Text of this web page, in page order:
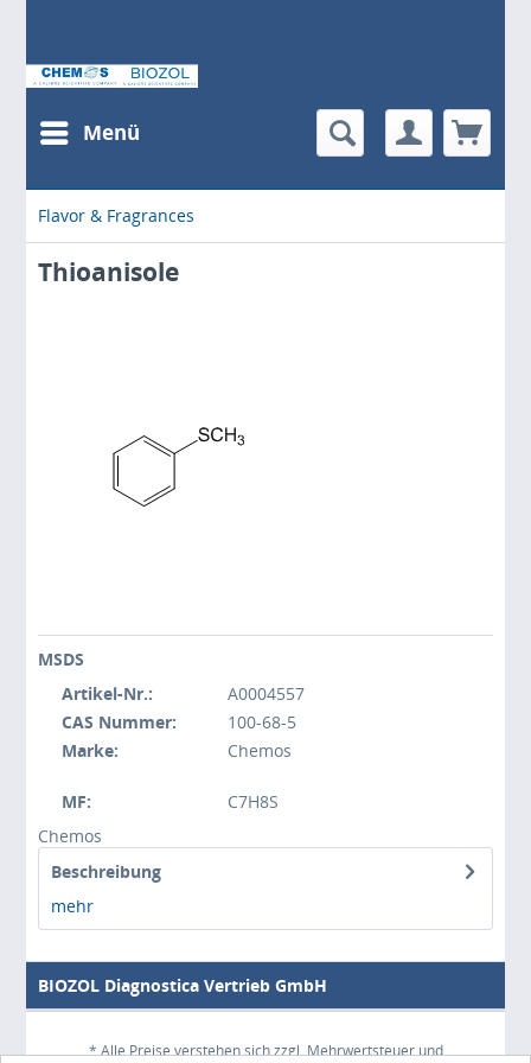
Menü
Flavor & Fragrances
Thioanisole
MSDS
Artikel-Nr.:
A0004557
CAS Nummer:
100-68-5
Marke:
Chemos
MF:
C7H8S
Chemos
Beschreibung
mehr
BIOZOL Diagnostica Vertrieb GmbH
* Alle Preise verstehen sich zzgl. Mehrwertsteuer und